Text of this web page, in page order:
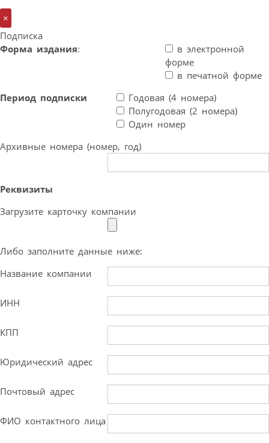
×
Подписка
Форма издания:
в электронной
форме
в печатной форме
Период подписки
Годовая (4 номера)
Полугодовая (2 номера)
Один номер
Архивные номера (номер, год)
Реквизиты
Загрузите карточку компании
Либо заполните данные ниже:
Название компании
ИНН
КПП
Юридический адрес
Почтовый адрес
ФИО контактного лица